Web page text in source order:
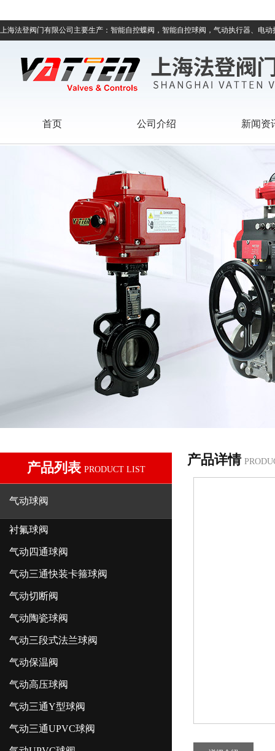
上海法登阀门有限公司主要生产：智能自控蝶阀，智能自控球阀，气动执行器、电
首页 公司介绍 新闻资
产品列表 PRODUCT LIST
气动球阀
衬氟球阀
气动四通球阀
气动三通快装卡箍球阀
气动切断阀
气动陶瓷球阀
气动三段式法兰球阀
气动保温阀
气动高压球阀
气动三通Y型球阀
气动三通UPVC球阀
产品详情